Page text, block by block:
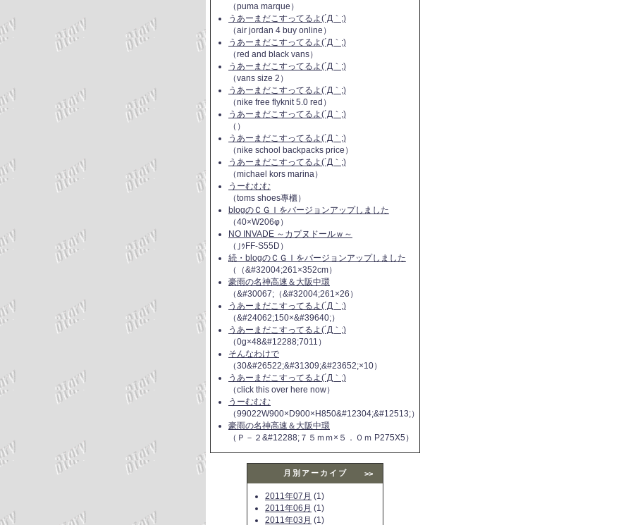
（puma marque）
うあーまだこすってるよ(´Д｀;)
（air jordan 4 buy online）
うあーまだこすってるよ(´Д｀;)
（red and black vans）
うあーまだこすってるよ(´Д｀;)
（vans size 2）
うあーまだこすってるよ(´Д｀;)
（nike free flyknit 5.0 red）
うあーまだこすってるよ(´Д｀;)
（）
うあーまだこすってるよ(´Д｀;)
（nike school backpacks price）
うあーまだこすってるよ(´Д｀;)
（michael kors marina）
うーむむむ
（toms shoes專櫃）
blogのＣＧＩをバージョンアップしました
（40×W206φ）
NO INVADE ～カプヌドールｗ～
（｣ｩFF-S55D）
続・blogのＣＧＩをバージョンアップしました
（（&#32004;261×352cm）
豪雨の名神高速＆大阪中環
（&#30067;（&#32004;261×26）
うあーまだこすってるよ(´Д｀;)
（&#24062;150×&#39640;）
うあーまだこすってるよ(´Д｀;)
（0g×48&#12288;7011）
そんなわけで
（30&#26522;&#31309;&#23652;×10）
うあーまだこすってるよ(´Д｀;)
（click this over here now）
うーむむむ
（99022W900×D900×H850&#12304;&#12513;）
豪雨の名神高速＆大阪中環
（Ｐ－２&#12288;７５ｍｍ×５．０ｍ P275X5）
月別アーカイブ >>
2011年07月 (1)
2011年06月 (1)
2011年03月 (1)